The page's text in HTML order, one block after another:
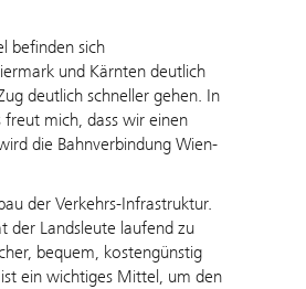
befinden sich
und Kärnten deutlich
deutlich schneller gehen. In
freut mich, dass wir einen
die Bahnverbindung Wien-
der Verkehrs-Infrastruktur.
der Landsleute laufend zu
bequem, kostengünstig
ein wichtiges Mittel, um den